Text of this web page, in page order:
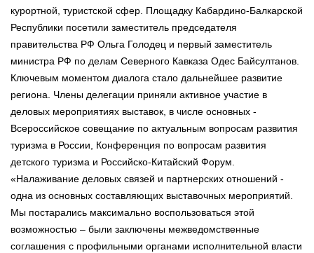
курортной, туристской сфер. Площадку Кабардино-Балкарской
Республики посетили заместитель председателя
правительства РФ Ольга Голодец и первый заместитель
министра РФ по делам Северного Кавказа Одес Байсултанов.
Ключевым моментом диалога стало дальнейшее развитие
региона. Члены делегации приняли активное участие в
деловых мероприятиях выставок, в числе основных -
Всероссийское совещание по актуальным вопросам развития
туризма в России, Конференция по вопросам развития
детского туризма и Российско-Китайский Форум.
«Налаживание деловых связей и партнерских отношений -
одна из основных составляющих выставочных мероприятий.
Мы постарались максимально воспользоваться этой
возможностью – были заключены межведомственные
соглашения с профильными органами исполнительной власти